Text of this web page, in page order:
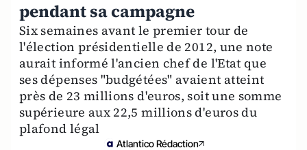
pendant sa campagne
Six semaines avant le premier tour de
l'élection présidentielle de 2012, une note
aurait informé l'ancien chef de l'Etat que
ses dépenses "budgétées" avaient atteint
près de 23 millions d'euros, soit une somme
supérieure aux 22,5 millions d'euros du
plafond légal
Atlantico Rédaction